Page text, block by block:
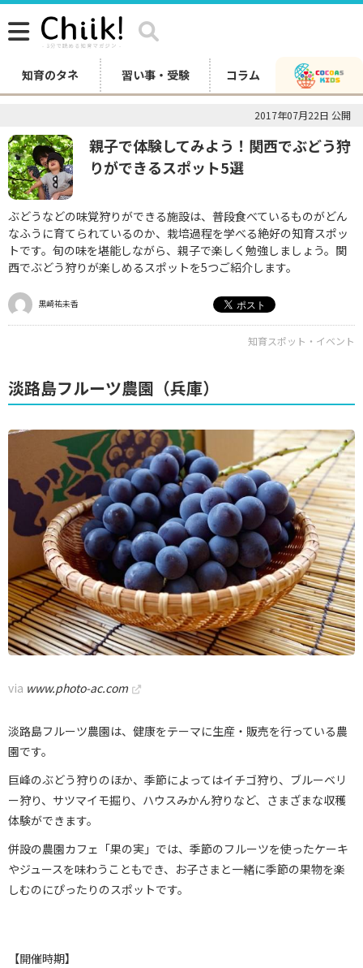
知育のタネ 習い事・受験 コラム
2017年07月22日 公開
親子で体験してみよう！関西でぶどう狩
りができるスポット5選
ぶどうなどの味覚狩りができる施設は、普段食べているものがどん
なふうに育てられているのか、栽培過程を学べる絶好の知育スポッ
トです。旬の味を堪能しながら、親子で楽しく勉強しましょう。関
西でぶどう狩りが楽しめるスポットを5つご紹介します。
黒崎祐未香
知育スポット・イベント
淡路島フルーツ農園（兵庫）
via www.photo-ac.com
淡路島フルーツ農園は、健康をテーマに生産・販売を行っている農
園です。
巨峰のぶどう狩りのほか、季節によってはイチゴ狩り、ブルーベリ
ー狩り、サツマイモ掘り、ハウスみかん狩りなど、さまざまな収穫
体験ができます。
併設の農園カフェ「果の実」では、季節のフルーツを使ったケーキ
やジュースを味わうこともでき、お子さまと一緒に季節の果物を楽
しむのにぴったりのスポットです。
【開催時期】